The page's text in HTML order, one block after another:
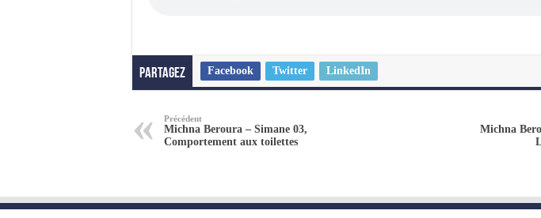
Partagez Facebook Twitter LinkedIn
Précédent
Michna Beroura – Simane 03,
Comportement aux toilettes
Michna